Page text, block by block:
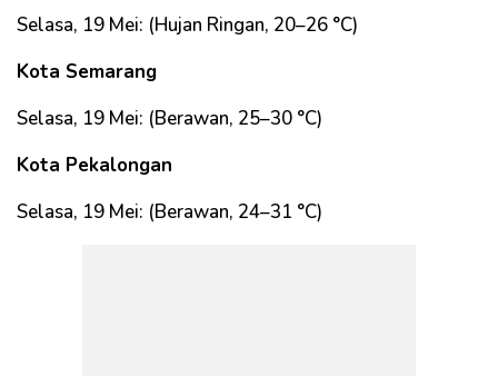
Selasa, 19 Mei: (Hujan Ringan, 20–26 °C)
Kota Semarang
Selasa, 19 Mei: (Berawan, 25–30 °C)
Kota Pekalongan
Selasa, 19 Mei: (Berawan, 24–31 °C)